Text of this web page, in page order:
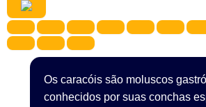
Os caracóis são moluscos
conhecidos por suas conchas